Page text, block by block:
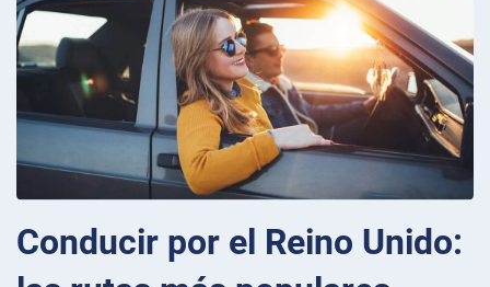
Conducir por el Reino Unido: